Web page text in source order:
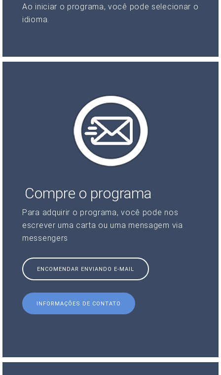
Ao iniciar o programa, você pode selecionar o
idioma.
Compre o programa
Para adquirir o programa, você pode nos
escrever uma carta ou uma mensagem via
messengers
ENCOMENDAR ENVIANDO E-MAIL
INFORMAÇÕES DE CONTATO